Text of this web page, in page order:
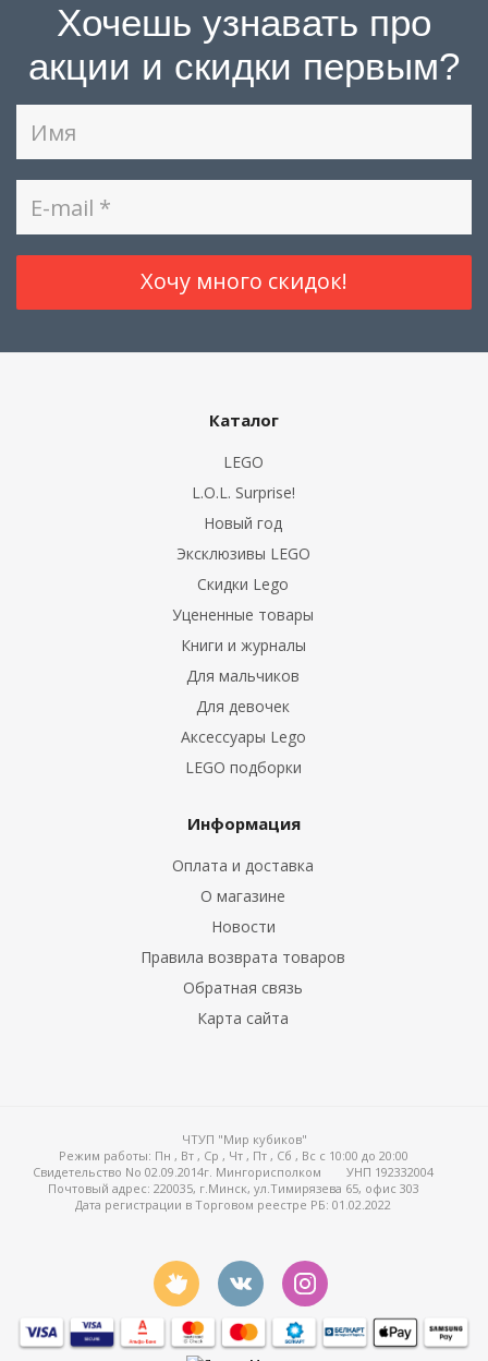
Хочешь узнавать про
акции и скидки первым?
Каталог
LEGO
L.O.L. Surprise!
Новый год
Эксклюзивы LEGO
Скидки Lego
Уцененные товары
Книги и журналы
Для мальчиков
Для девочек
Аксессуары Lego
LEGO подборки
Информация
Оплата и доставка
О магазине
Новости
Правила возврата товаров
Обратная связь
Карта сайта
ЧТУП "Мир кубиков"
Режим работы: Пн , Вт , Ср , Чт , Пт , Сб , Вс c 10:00 до 20:00
Свидетельство No 02.09.2014г. Мингорисполком
УНП 192332004
Почтовый адрес: 220035, г.Минск, ул.Тимирязева 65, офис 303
Дата регистрации в Торговом реестре РБ: 01.02.2022